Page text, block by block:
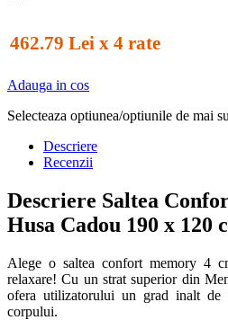
462.79 Lei x 4 rate
Adauga in cos
Selecteaza optiunea/optiunile de mai
Descriere
Recenzii
Descriere Saltea
Husa Cadou 190 x 120
Alege o saltea confort memory 4
relaxare! Cu un strat superior din
ofera utilizatorului un grad inalt de
corpului.